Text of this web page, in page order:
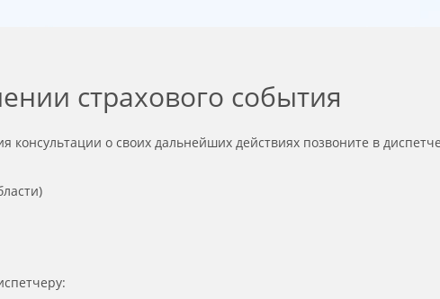
страхового события
консультации о своих дальнейших действиях позвоните в